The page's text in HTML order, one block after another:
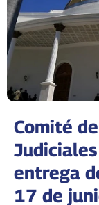
Comité
entrega
17 de